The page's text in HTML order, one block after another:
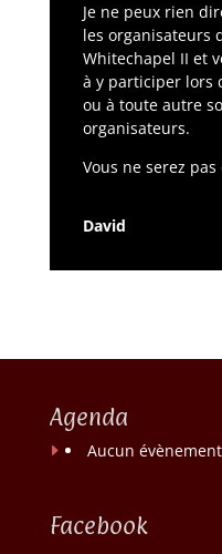
Je ne peux rien
les organisateurs
Whitechapel II et
à y participer lors
ou à toute autre
organisateurs.
Vous ne serez pas
David
Agenda
Aucun évènement
Facebook